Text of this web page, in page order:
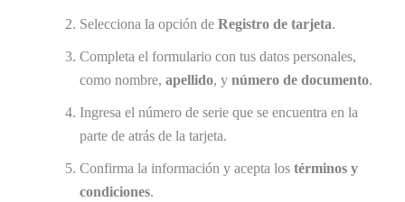
Selecciona la opción de Registro de tarjeta.
Completa el formulario con tus datos personales,
como nombre, apellido, y número de documento.
Ingresa el número de serie que se encuentra en la
parte de atrás de la tarjeta.
Confirma la información y acepta los términos y
condiciones.